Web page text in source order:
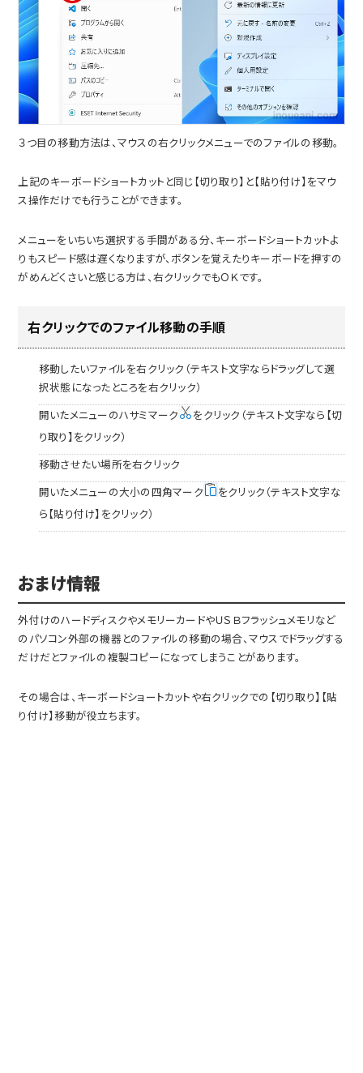
３つ目の移動方法は、マウスの右クリックメニューでのファイルの移動。
上記のキーボードショートカットと同じ【切り取り】と【貼り付け】をマウ
ス操作だけでも行うことができます。
メニューをいちいち選択する手間がある分、キーボードショートカットよ
りもスピード感は遅くなりますが、ボタンを覚えたりキーボードを押すの
がめんどくさいと感じる方は、右クリックでもＯＫです。
右クリックでのファイル移動の手順
移動したいファイルを右クリック（テキスト文字ならドラッグして選
択状態になったところを右クリック）
開いたメニューのハサミマーク
をクリック（テキスト文字なら【切
り取り】をクリック）
移動させたい場所を右クリック
開いたメニューの大小の四角マーク
をクリック（テキスト文字な
ら【貼り付け】をクリック）
おまけ情報
外付けのハードディスクやメモリーカードやＵＳＢフラッシュメモリなど
のパソコン外部の機器とのファイルの移動の場合、マウスでドラッグする
だけだとファイルの複製コピーになってしまうことがあります。
その場合は、キーボードショートカットや右クリックでの【切り取り】【貼
り付け】移動が役立ちます。